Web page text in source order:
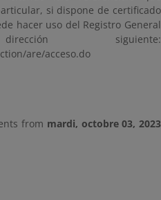
si dispone de certificado
hacer uso del Registro General
siguiente:
are/acceso.do
from mardi, octobre 03, 2023